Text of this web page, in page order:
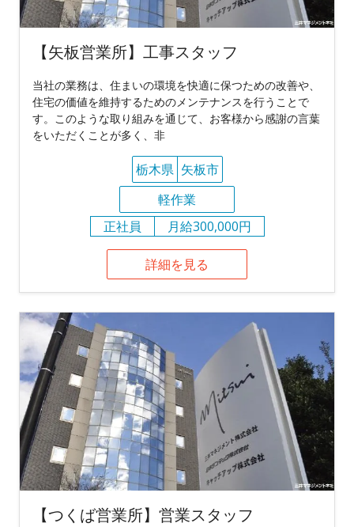
【矢板営業所】工事スタッフ
当社の業務は、住まいの環境を快適に保つための改善や、
住宅の価値を維持するためのメンテナンスを行うことで
す。このような取り組みを通じて、お客様から感謝の言葉
をいただくことが多く、非
栃木県 矢板市
軽作業
正社員
月給300,000円
詳細を見る
【つくば営業所】営業スタッフ